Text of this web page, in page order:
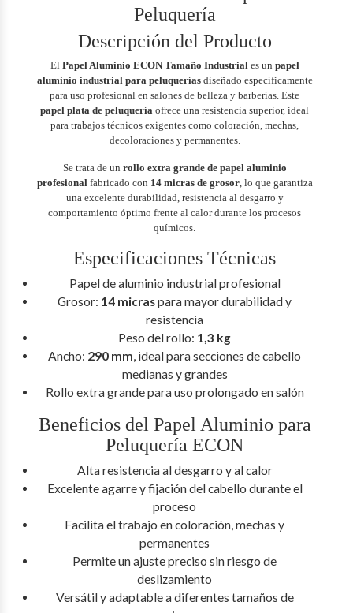
Peluquería
Descripción del Producto
El Papel Aluminio ECON Tamaño Industriales un papel
aluminio industrial para peluqueríasdiseñado específicamente
para uso profesional en salones de belleza y barberías. Este
papel plata de peluquería ofrece una resistencia superior, ideal
para trabajos técnicos exigentes como coloración, mechas,
decoloraciones y permanentes.
Se trata de un rollo extra grande de papel aluminio
profesionalfabricado con 14 micras de grosor, lo que garantiza
una excelente durabilidad, resistencia al desgarro y
comportamiento óptimo frente al calor durante los procesos
químicos.
Especificaciones Técnicas
Papel de aluminio industrial profesional
Grosor: 14 micraspara mayor durabilidad y
resistencia
Peso del rollo: 1,3 kg
Ancho: 290 mm, ideal para secciones de cabello
medianas y grandes
Rollo extra grande para uso prolongado en salón
Beneficios del Papel Aluminio para
Peluquería ECON
Alta resistencia al desgarro y al calor
Excelente agarre y fijación del cabello durante el
proceso
Facilita el trabajo en coloración, mechas y
permanentes
Permite un ajuste preciso sin riesgo de
deslizamiento
Versátil y adaptable a diferentes tamaños de